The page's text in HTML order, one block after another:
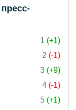
1 (+1)
2 (-1)
3 (+9)
4 (-1)
5 (+1)